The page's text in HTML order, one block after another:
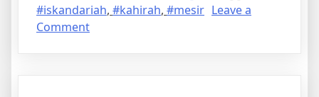
#iskandariah, #kahirah, #mesir Leave a
Commenton